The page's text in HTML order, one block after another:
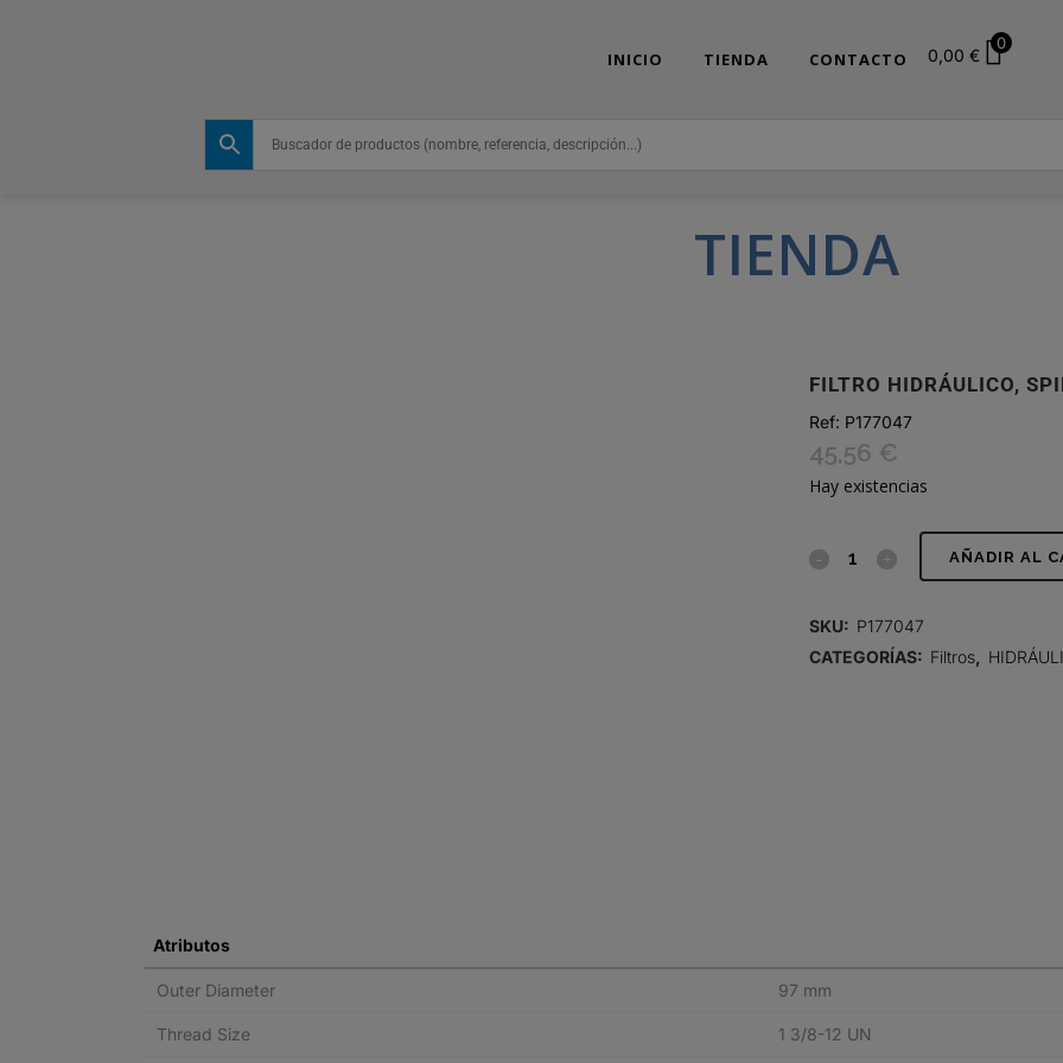
INICIO TIENDA CONTACTO 0,00 €
0
TIENDA
FILTRO HIDRÁULICO,
Ref: P177047
45,56 €
Hay existencias
FILTRO AÑADIR AL
SKU: P177047
CATEGORÍAS: Filtros
Atributos
Outer Diameter 97 mm
Thread Size 1 3/8-12 UN